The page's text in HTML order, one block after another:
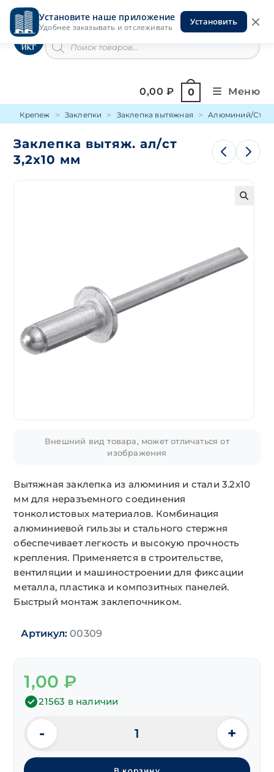
Установите наше приложение
Удобнее заказывать и отслеживать
Установить
Перейти
содержимомуИнструменты на Горской
товаров
0,00₽ 0 Меню
Крепеж Заклепки Заклепка вытяжная Алюминий/
Заклепка вытяж. ал/ст
3,2х10 мм
Внешний вид товара, может отличаться от
изображения
Вытяжная заклепка из алюминия и стали 3.2х10
мм для неразъемного соединения
тонколистовых материалов. Комбинация
алюминиевой гильзы и стального стержня
обеспечивает легкость и высокую прочность
крепления. Применяется в строительстве,
вентиляции и машиностроении для фиксации
металла, пластика и композитных панелей.
Быстрый монтаж заклепочником.
Артикул: 00309
1,00₽
21563 в наличии
Количество
товара
Заклепка
- +